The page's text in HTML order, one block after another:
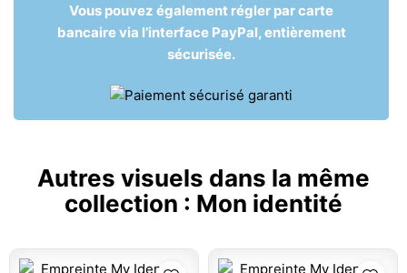
Vous pouvez également régler par carte
bancaire via l’interface PayPal, entièrement
sécurisée.
Autres visuels dans la même
collection : Mon identité